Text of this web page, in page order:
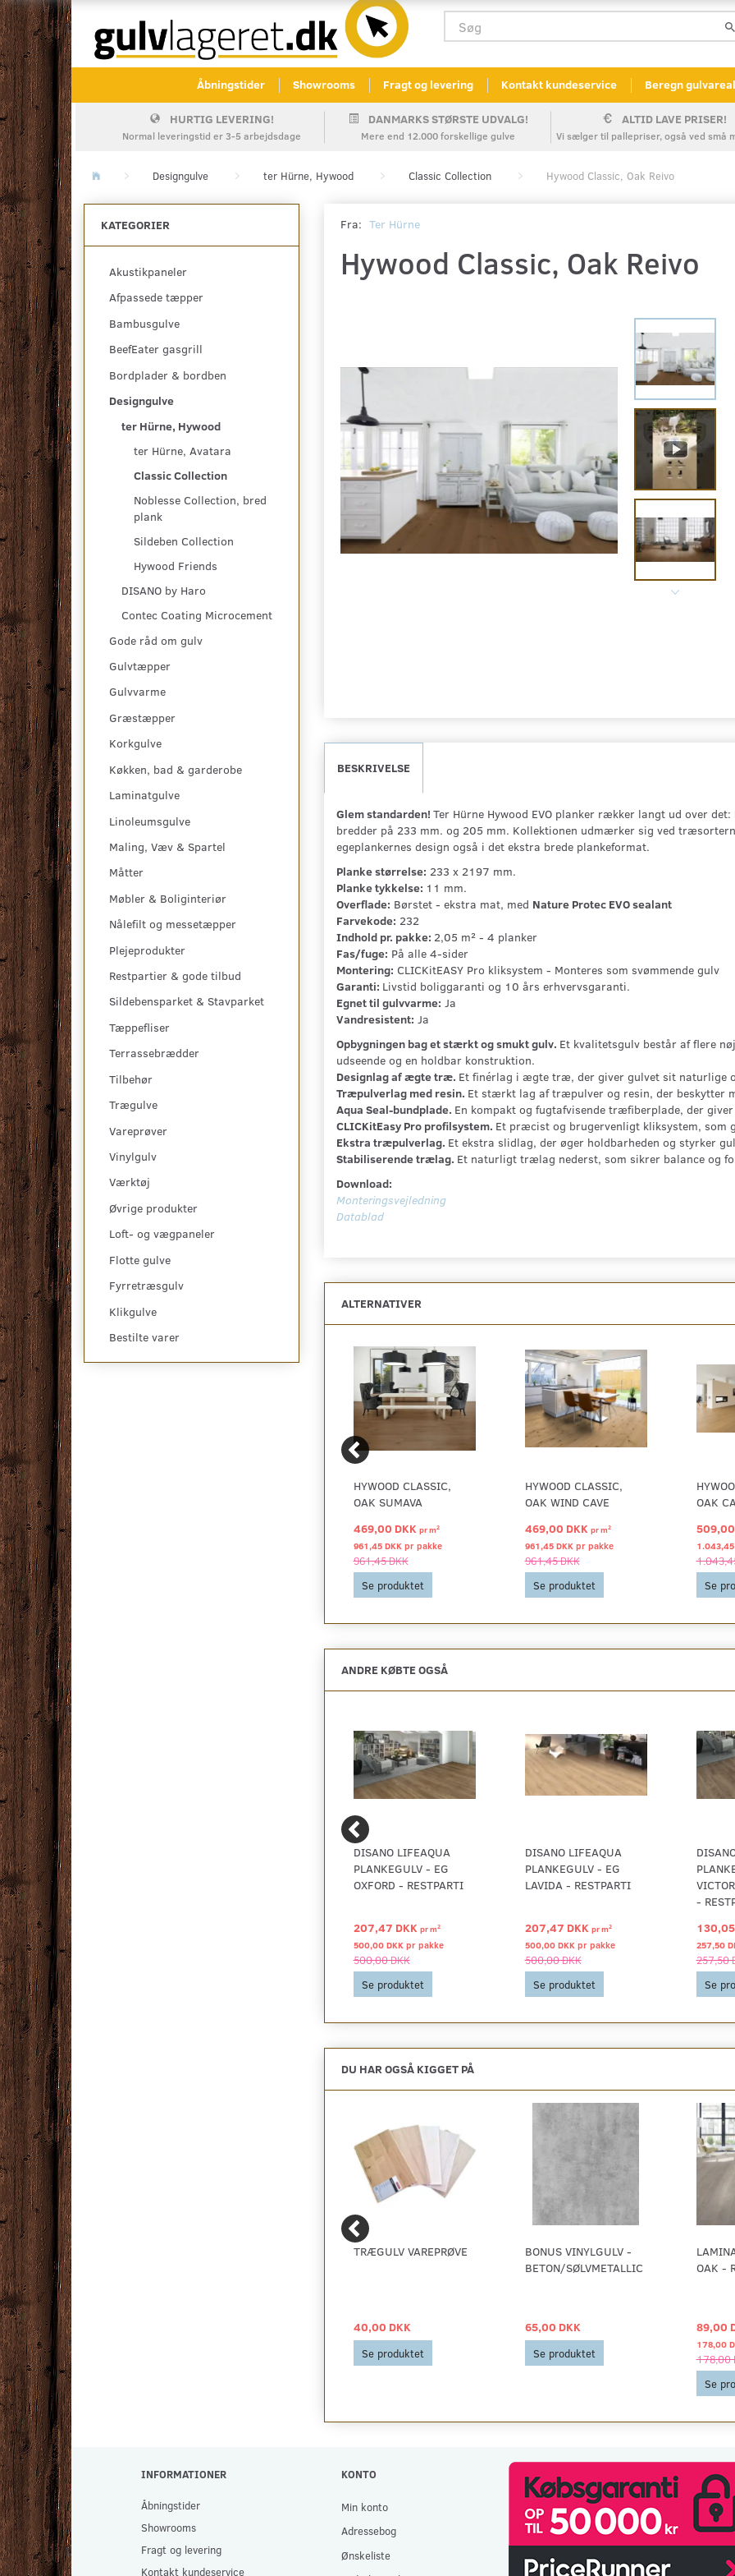
Åbningstider Showrooms Fragt og levering Kontakt kundeservice Beregn gulvareal
HURTIG LEVERING!
Normal leveringstid er 3-5 arbejdsdage
DANMARKS STØRSTE UDVALG!
Mere end 12.000 forskellige gulve
ALTID LAVE PRISER!
Vi sælger til pallepriser, også ved små
Designgulve ter Hürne, Hywood Classic Collection Hywood Classic, Oak Reivo
KATEGORIER
Akustikpaneler
Afpassede tæpper
Bambusgulve
BeefEater gasgrill
Bordplader & bordben
Designgulve
ter Hürne, Hywood
ter Hürne, Avatara
Classic Collection
Noblesse Collection, bred
plank
Sildeben Collection
Hywood Friends
DISANO by Haro
Contec Coating Microcement
Gode råd om gulv
Gulvtæpper
Gulvvarme
Græstæpper
Korkgulve
Køkken, bad & garderobe
Laminatgulve
Linoleumsgulve
Maling, Væv & Spartel
Måtter
Møbler & Boliginteriør
Nålefilt og messetæpper
Plejeprodukter
Restpartier & gode tilbud
Sildebensparket & Stavparket
Tæppefliser
Terrassebrædder
Tilbehør
Trægulve
Vareprøver
Vinylgulv
Værktøj
Øvrige produkter
Loft- og vægpaneler
Flotte gulve
Fyrretræsgulv
Klikgulve
Bestilte varer
Fra: Ter Hürne
Hywood Classic, Oak Reivo
BESKRIVELSE
Glem standarden! Ter Hürne Hywood EVO planker rækker langt ud over
bredder på 233 mm. og 205 mm. Kollektionen udmærker sig ved
egeplankernes design også i det ekstra brede plankeformat.
Planke størrelse: 233 x 2197 mm.
Planke tykkelse: 11 mm.
Overflade: Børstet - ekstra mat, med Nature Protec EVO sealant
Farvekode: 232
Indhold pr. pakke: 2,05 m² - 4 planker
Fas/fuge: På alle 4-sider
Montering: CLICKitEASY Pro kliksystem - Monteres som svømmende gulv
Garanti: Livstid boliggaranti og 10 års erhvervsgaranti.
Egnet til gulvvarme: Ja
Vandresistent: Ja
Opbygningen bag et stærkt og smukt gulv. Et kvalitetsgulv består af flere
udseende og en holdbar konstruktion.
Designlag af ægte træ. Et finérlag i ægte træ, der giver gulvet sit naturlige
Træpulverlag med resin. Et stærkt lag af træpulver og resin, der beskytter
Aqua Seal-bundplade. En kompakt og fugtafvisende træfiberplade, der
CLICKitEasy Pro profilsystem. Et præcist og brugervenligt kliksystem, som
Ekstra træpulverlag. Et ekstra slidlag, der øger holdbarheden og styrker
Stabiliserende trælag. Et naturligt trælag nederst, som sikrer balance og
Download:
Monteringsvejledning
Datablad
ALTERNATIVER
HYWOOD CLASSIC,
OAK NIEUW LAND
469,00 DKK
961,45 DKK pr
961,45 DKK
Se produktet
HYWOOD CLASSIC,
OAK SUMAVA
469,00 DKK prm2
961,45 DKK pr pakke
961,45 DKK
Se produktet
HYWOOD CLASSIC,
OAK WIND CAVE
469,00 DKK prm2
961,45 DKK pr pakke
961,45 DKK
Se produktet
OAK
Se
ANDRE KØBTE OGSÅ
HYWOOD CLASSIC,
OAK VAL CAMA
489,00 DKK
1.002,45 DKK pr
1.002,45 DKK
Se produktet
DISANO LIFEAQUA
PLANKEGULV - EG
OXFORD - RESTPARTI
207,47 DKK prm2
500,00 DKK pr pakke
500,00 DKK
Se produktet
DISANO LIFEAQUA
PLANKEGULV - EG
LAVIDA - RESTPARTI
207,47 DKK prm2
500,00 DKK pr pakke
500,00 DKK
Se produktet
-
257,50
257,50
Se
DU HAR OGSÅ KIGGET PÅ
TÆPPETAPE 10 CM.
129,00 DKK
Se produktet
TRÆGULV VAREPRØVE
40,00 DKK
Se produktet
BONUS VINYLGULV -
BETON/SØLVMETALLIC
65,00 DKK
Se produktet
OAK -
89,00
178,00
178,00
Se
INFORMATIONER
Åbningstider
Showrooms
Fragt og levering
Kontakt kundeservice
KONTO
Min konto
Adressebog
Ønskeliste